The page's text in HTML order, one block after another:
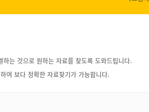
는 것으로 원하는 자료를 찾도록 도와드립니다.
여 보다 정확한 자료찾기가 가능합니다.